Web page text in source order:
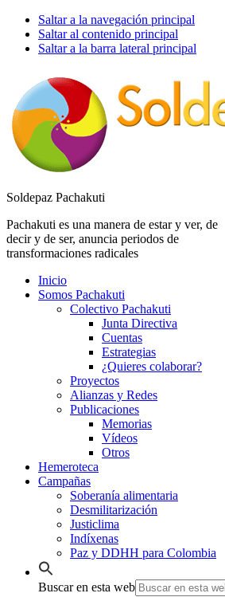
Saltar a la navegación principal
Saltar al contenido principal
Saltar a la barra lateral principal
Soldepaz Pachakuti
Pachakuti es una manera de estar y ver, de
decir y de ser, anuncia periodos de
transformaciones radicales
Inicio
Somos Pachakuti
Colectivo Pachakuti
Junta Directiva
Cuentas
Estrategias
¿Quieres colaborar?
Proyectos
Alianzas y Redes
Publicaciones
Memorias
Vídeos
Otros
Hemeroteca
Campañas
Soberanía alimentaria
Desmilitarización
Justiclima
Indíxenas
Paz y DDHH para Colombia
Buscar en esta web